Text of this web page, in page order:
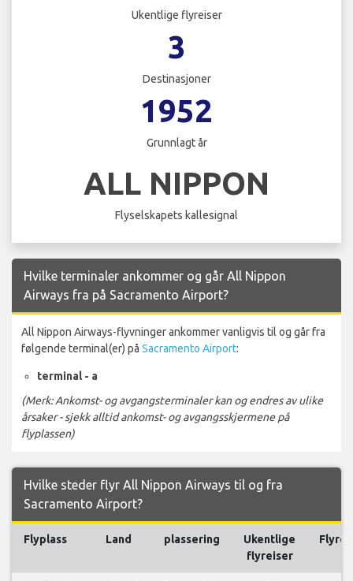
Ukentlige flyreiser
3
Destinasjoner
1952
Grunnlagt år
ALL NIPPON
Flyselskapets kallesignal
Hvilke terminaler ankommer og går All Nippon
Airways fra på Sacramento Airport?
All Nippon Airways-flyvninger ankommer vanligvis til og går fra
følgende terminal(er) på Sacramento Airport:
terminal - a
(Merk: Ankomst- og avgangsterminaler kan og endres av ulike
årsaker - sjekk alltid ankomst- og avgangsskjermene på
flyplassen)
Hvilke steder flyr All Nippon Airways til og fra
Sacramento Airport?
Flyplass Land plassering
Ukentlige
flyreiser